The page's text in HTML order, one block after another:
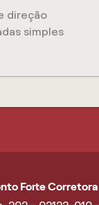
direção
simples
Forte Corretora